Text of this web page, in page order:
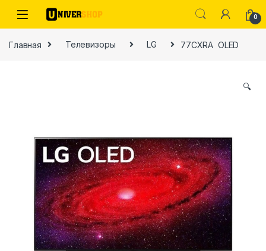
Skip to navigation
Skip to content
0
Главная Телевизоры LG 77CXRA OLED
🔍